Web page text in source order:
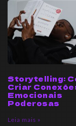
Storytelling:
Criar
Emocionais
Poderosas
Leia mais »